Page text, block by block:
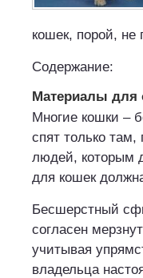
кошек, порой, не
Содержание:
Материалы
Многие кошки –
спят только там,
людей, которым
для кошек
Бесшерстный
согласен
учитывая
владельца